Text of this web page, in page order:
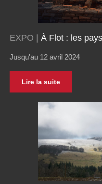
EXPO | À Flot : les
Jusqu'au 12 avril 2024
Lire la suite